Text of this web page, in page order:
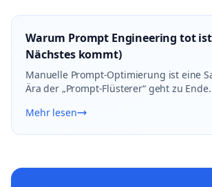
Warum Prompt Engineering tot
Nächstes kommt)
Manuelle Prompt-Optimierung ist eine
Ära der „Prompt-Flüsterer“ geht zu
Lifecycle Management (PLM).
Mehr lesen